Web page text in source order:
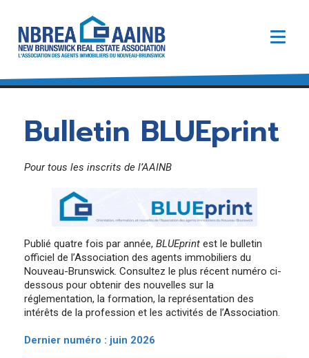
À propos de l’AAINB
Contactez-Nous
Conseil d’administration de l’AAINB de 2026-2027
Assemblée générale annuelle 2026
Trouver un agent immobilier
Valeur d’un agent immobilier
Radon: ce que vous devez savoir.
Acheter une maison au Canada
Bureau du Registraire
Code du Secteur Immobilier
Législation
Audiences Disciplinaires
Décisions en matière de discipline
Devenir un agent immobilier
6 étapes pour devenir agent immobilier au
Nouveau-Brunswick
Cours de Pré-License pour vendeurs:
enregistrement pour l’autoformation
l’extérieur du Nouveau-Brunswick)/ Transfert
Diplômes existants
Médias
Demandez une entrevue
Statistiques
Communiqués de presse
Formation obligatoire
Exigences annuelles du DPCO pour les membres
Bulletin BLUEprint
Pour tous les inscrits de l’AAINB
Publié quatre fois par année, BLUEprint est le bulletin
officiel de l’Association des agents immobiliers du
Nouveau-Brunswick. Consultez le plus récent numéro ci-
dessous pour obtenir des nouvelles sur la
réglementation, la formation, la représentation des
intérêts de la profession et les activités de l’Association.
Dernier numéro : juin 2026